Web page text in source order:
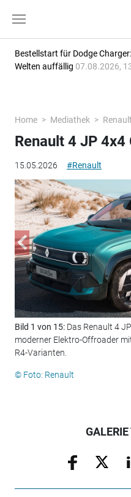
Bestellstart für Dodge
Welten auffällig 07.08.2026,
Home Mediathek
15.05.2026 #Renault
Renault 4 JP
Bild 1 von 15: Das Renault 4
moderner Elektro-Offroader
R4-Varianten.
© Foto: Renault